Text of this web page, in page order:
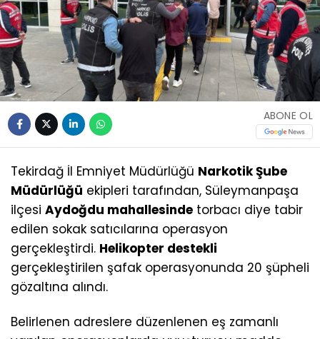
ABONE OL
Tekirdağ İl Emniyet Müdürlüğü Narkotik Şube
Müdürlüğü ekipleri tarafından, Süleymanpaşa
ilçesi Aydoğdu mahallesinde torbacı diye tabir
edilen sokak satıcılarına operasyon
gerçekleştirdi. Helikopter destekli
gerçekleştirilen şafak operasyonunda 20 şüpheli
gözaltına alındı.
Belirlenen adreslere düzenlenen eş zamanlı